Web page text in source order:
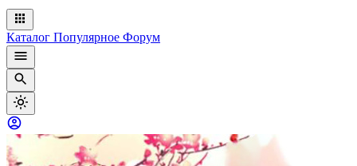
Каталог Популярное Форум